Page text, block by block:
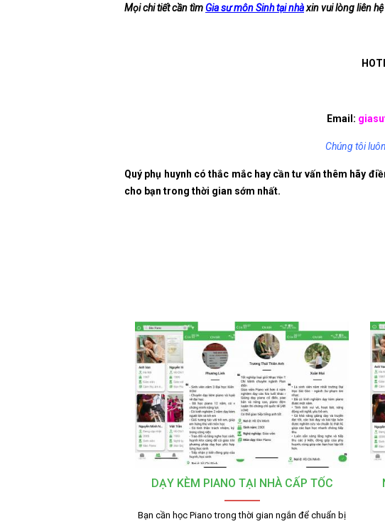
Mọi chi tiết cần tìm Gia sư môn Sinh tại nhàxin vui lòng liên
Email:
Chúng tôi
Quý phụ huynh có thắc mắc hay cần tư vấn thêm hãy
cho bạn trong thời gian sớm nhất.
DẠY KÈM PIANO TẠI NHÀ CẤP TỐC
Bạn cần học Piano trong thời gian ngắn để chuẩn bị